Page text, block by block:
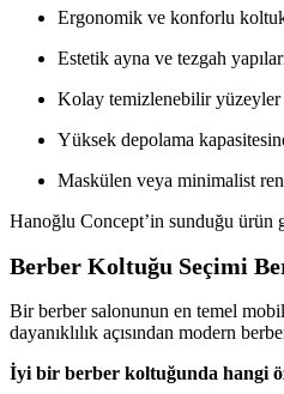
Ergonomik ve konforlu koltuk
Estetik ayna ve tezgah
Kolay temizlenebilir yüzeyler
Yüksek depolama
Maskülen veya minimalist
Hanoğlu Concept’in sunduğu ürün
Berber Koltuğu Seçimi
Bir berber salonunun en temel
dayanıklılık açısından modern
İyi bir berber koltuğunda hangi